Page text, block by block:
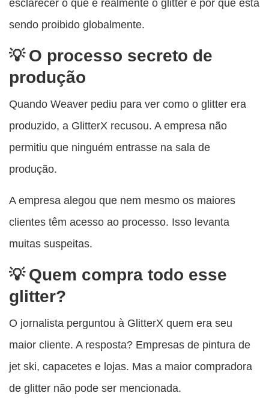
esclarecer o que é realmente o glitter e por que está
sendo proibido globalmente.
O processo secreto de
produção
Quando Weaver pediu para ver como o glitter era
produzido, a GlitterX recusou. A empresa não
permitiu que ninguém entrasse na sala de
produção.
A empresa alegou que nem mesmo os maiores
clientes têm acesso ao processo. Isso levanta
muitas suspeitas.
Quem compra todo esse
glitter?
O jornalista perguntou à GlitterX quem era seu
maior cliente. A resposta? Empresas de pintura de
jet ski, capacetes e lojas. Mas a maior compradora
de glitter não pode ser mencionada.